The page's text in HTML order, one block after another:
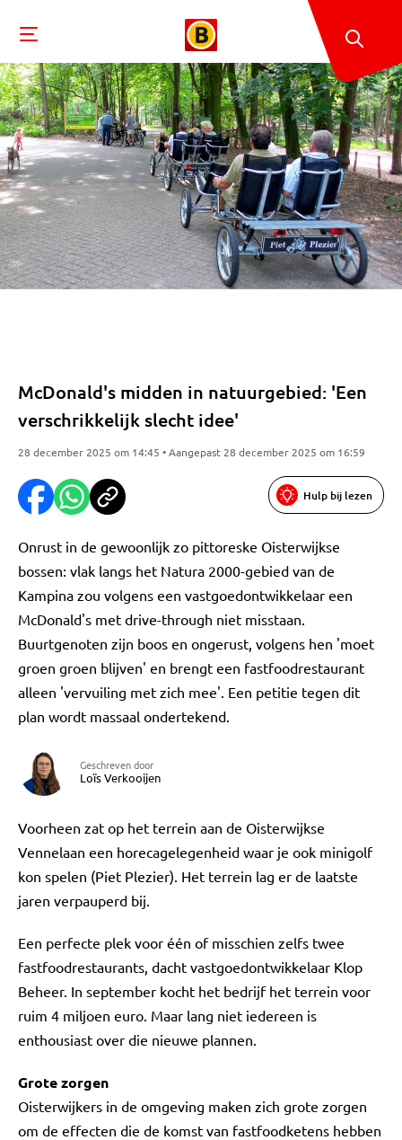
McDonald's midden in natuurgebied: 'Een
verschrikkelijk slecht idee'
28 december 2025 om 14:45 • Aangepast 28 december 2025 om 16:59
Hulp bij lezen
Onrust in de gewoonlijk zo pittoreske Oisterwijkse
bossen: vlak langs het Natura 2000-gebied van de
Kampina zou volgens een vastgoedontwikkelaar een
McDonald's met drive-through niet misstaan.
Buurtgenoten zijn boos en ongerust, volgens hen 'moet
groen groen blijven' en brengt een fastfoodrestaurant
alleen 'vervuiling met zich mee'. Een petitie tegen dit
plan wordt massaal ondertekend.
Geschreven door
Loïs Verkooijen
Voorheen zat op het terrein aan de Oisterwijkse
Vennelaan een horecagelegenheid waar je ook minigolf
kon spelen (Piet Plezier). Het terrein lag er de laatste
jaren verpauperd bij.
Een perfecte plek voor één of misschien zelfs twee
fastfoodrestaurants, dacht vastgoedontwikkelaar Klop
Beheer. In september kocht het bedrijf het terrein voor
ruim 4 miljoen euro. Maar lang niet iedereen is
enthousiast over die nieuwe plannen.
Grote zorgen
Oisterwijkers in de omgeving maken zich grote zorgen
om de effecten die de komst van fastfoodketens hebben